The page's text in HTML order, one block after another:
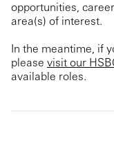
opportunities,
area(s) of interest.
In the meantime, if
please visit our
available roles.